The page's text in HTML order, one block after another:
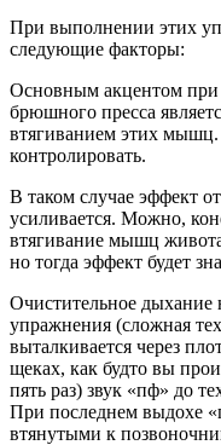
При выполнении этих
следующие факторы:
Основным акцентом
брюшного пресса
втягиванием этих мышц.
контролировать.
В таком случае эффект
усиливается. Можно,
втягивание мышц
но тогда эффект будет
Очистительное дыхание
упражнения (сложная
выталкивается через
щеках, как будто вы
пять раз) звук «пф» до
При последнем выдохе
втянутыми к